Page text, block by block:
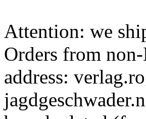
Attention: we
Orders from
address: